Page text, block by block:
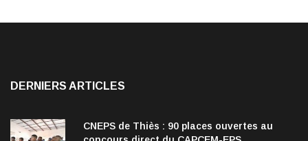
DERNIERS ARTICLES
CNEPS de Thiès : 90 places ouvertes au